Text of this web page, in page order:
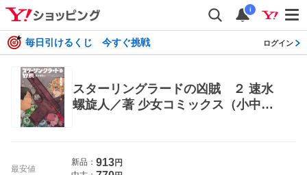
i
毎日引けるくじ 今すぐ挑戦 ログイン
スターリングラードの凶賊 ２ 速水
螺旋人／著 少女コミックス（小中学
最安値
新品： 913円